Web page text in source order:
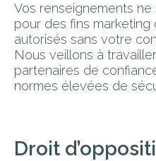
Vos renseignements
pour des fins
autorisés sans votre
Nous veillons à
partenaires de
normes élevées de
Droit